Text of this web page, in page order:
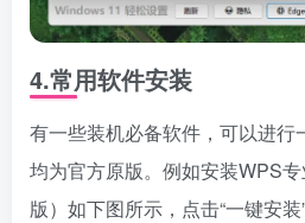
4.常用软件安装
有一些装机必备软件，可以进行
均为官方原版。例如安装WPS
版）如下图所示，点击“一键安装